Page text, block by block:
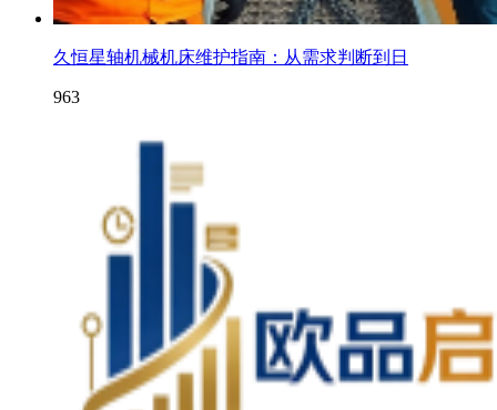
久恒星轴机械机床维护指南：从需求判断到日
963